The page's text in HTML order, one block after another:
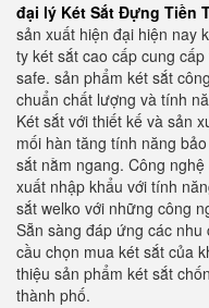
đại lý Két Sắt Đựng Tiền
sản xuất hiện đại hiện nay
ty két sắt cao cấp cung
safe. sản phẩm két sắt
chuẩn chất lượng và tính
Két sắt với thiết kế và sản
mối hàn tăng tính năng
sắt nằm ngang. Công
xuất nhập khẩu với tính
sắt welko với những công
Sẵn sàng đáp ứng các
cầu chọn mua két sắt của
thiệu sản phẩm két sắt
thành phố.